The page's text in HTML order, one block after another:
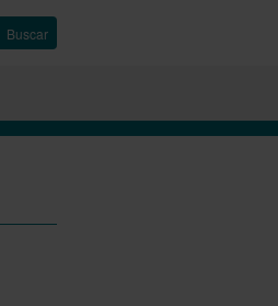
Buscar